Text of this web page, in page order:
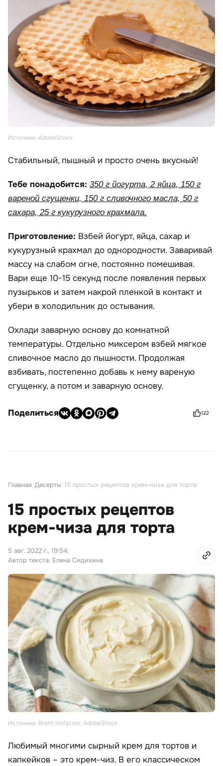
Источник: AdobeStock
Стабильный, пышный и просто очень вкусный!
Тебе понадобится: 350 г йогурта, 2 яйца, 150 г
вареной сгущенки, 150 г сливочного масла, 50 г
сахара, 25 г кукурузного крахмала.
Приготовление: Взбей йогурт, яйца, сахар и
кукурузный крахмал до однородности. Заваривай
массу на слабом огне, постоянно помешивая.
Вари еще 10-15 секунд после появления первых
пузырьков и затем накрой пленкой в контакт и
убери в холодильник до остывания.
Охлади заварную основу до комнатной
температуры. Отдельно миксером взбей мягкое
сливочное масло до пышности. Продолжая
взбивать, постепенно добавь к нему вареную
сгущенку, а потом и заварную основу.
Поделиться 122
Главная Десерты 15 простых рецептов крем-чиза для торта
15 простых рецептов
крем-чиза для торта
5 авг. 2022 г., 19:54;
Автор текста: Елена Сидихина
Источник: Brent Hofacker, AdobeStock
Любимый многими сырный крем для тортов и
капкейков – это крем-чиз. В его классическом